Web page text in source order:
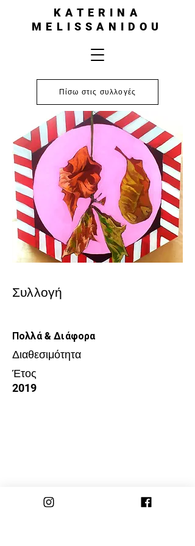
KATERINA
MELISSANIDOU
Πίσω στις συλλογές
Συλλογή
Πολλά & Διάφορα
Διαθεσιμότητα
Έτος
2019